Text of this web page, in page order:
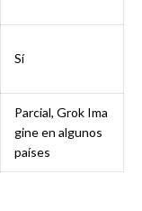
Sí
Parcial, Grok Ima
gine en algunos
países